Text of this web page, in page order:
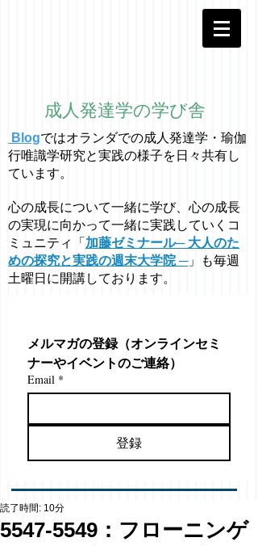
成人発達学の学び舎
Blogではオラ ンダでの成人発達学・ 瑜伽
行唯識学研究と実践の様子を日々共有し
ています。
心の成長について一緒に学び、心の成長
の実現に向かって一緒に実践していくコ
ミュニティ「 加藤ゼミナール─ 大人のた
めの探究と実践の週末大学院 ─」も毎週
土曜日に開講しております。
メルマガの登録（オンラインセミ
ナーやイベントのご連絡）
Email *
登録
5547-5549：フローニンゲ
読了時間: 10分